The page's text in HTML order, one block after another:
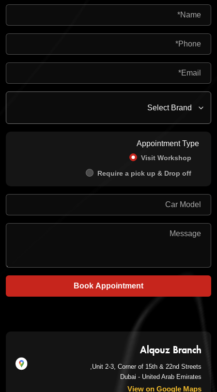
Appointment Type
Visit Workshop
Require a pick up & Drop off
Book Appointment
Alqouz Branch
Unit 2-3, Corner of 15th & 22nd Streets,
Dubai - United Arab Emirates
View on Google Maps